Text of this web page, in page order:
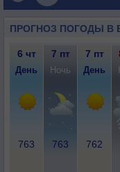
6 чт 7 пт 7 пт
День Ночь День
763 763 762